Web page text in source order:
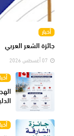
أخبار
جائزة الشعر العربي
07 أغسطس 2026